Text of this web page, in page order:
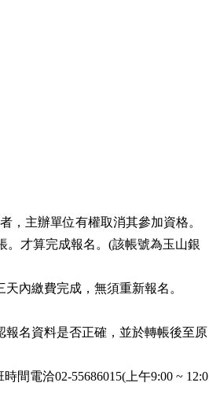
，主辦單位有權取消其參加資格。
。才算完成報名。(該帳號為玉山銀
內繳費完成，無須重新報名。
名資料是否正確，並於轉帳後至原
間電洽02-55686015(上午9:00 ~ 12:0